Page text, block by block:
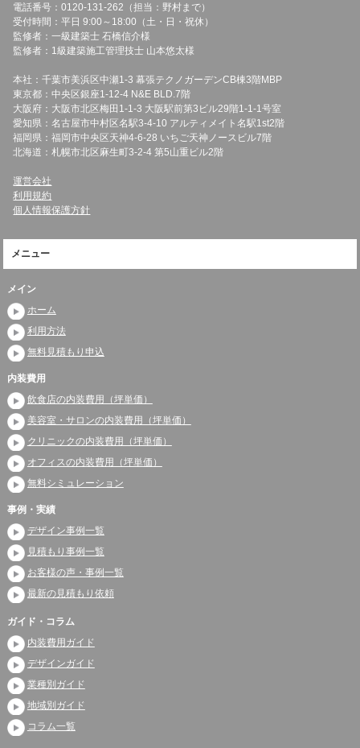
電話番号：0120-131-262（担当：野村まで）
受付時間：平日 9:00～18:00（土・日・祝休）
監修者：一級建築士 石橋信介様
監修者：1級建築施工管理技士 山本悠太様
本社：千葉市美浜区中瀬1-3 幕張テクノガーデンCB棟3階MBP
東京都：中央区銀座1-12-4 N&E BLD.7階
大阪府：大阪市北区梅田1-1-3 大阪駅前第3ビル29階1-1-1号室
愛知県：名古屋市中村区名駅3-4-10 アルティメイト名駅1st2階
福岡県：福岡市中央区天神4-6-28 いちご天神ノースビル7階
北海道：札幌市北区麻生町3-2-4 第5山重ビル2階
運営会社
利用規約
個人情報保護方針
メニュー
メイン
ホーム
利用方法
無料見積もり申込
内装費用
飲食店の内装費用（坪単価）
美容室・サロンの内装費用（坪単価）
クリニックの内装費用（坪単価）
オフィスの内装費用（坪単価）
無料シミュレーション
事例・実績
デザイン事例一覧
見積もり事例一覧
お客様の声・事例一覧
最新の見積もり依頼
ガイド・コラム
内装費用ガイド
デザインガイド
業種別ガイド
地域別ガイド
コラム一覧